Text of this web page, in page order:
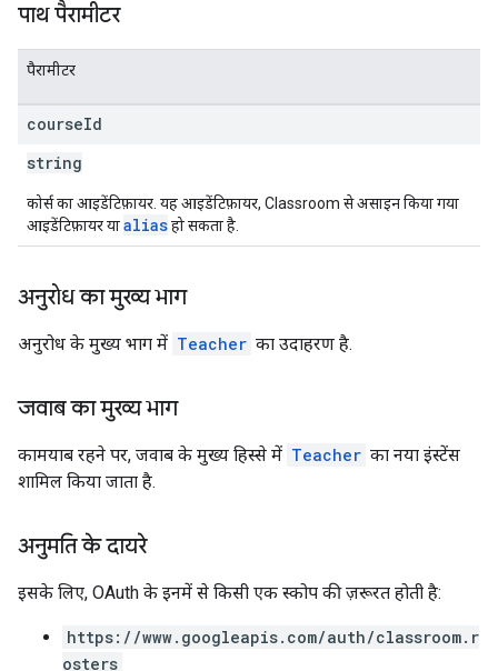
पाथ पैरामीटर
पैरामीटर
courseId
string
कोर्स का आइडेंटिफ़ायर. यह आइडेंटिफ़ायर, Classroom से असाइन किया गया
आइडेंटिफ़ायर याaliasहो सकता है.
अनुरोध का मुख्य भाग
अनुरोध के मुख्य भाग में Teacher का उदाहरण है.
जवाब का मुख्य भाग
कामयाब रहने पर, जवाब के मुख्य हिस्से में Teacher का नया इंस्टेंस
शामिल किया जाता है.
अनुमति के दायरे
इसके लिए, OAuth के इनमें से किसी एक स्कोप की ज़रूरत होती है:
https://www.googleapis.com/auth/classroom.r
osters